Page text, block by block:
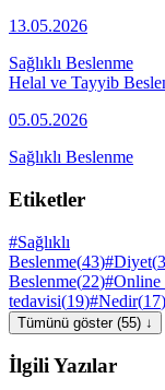
13.05.2026
Sağlıklı Beslenme
Helal ve Tayyib
05.05.2026
Sağlıklı Beslenme
Etiketler
#Sağlıklı
Beslenme(43)#Diyet(
Beslenme(22)#Online
tedavisi(19)#Nedir(17)
Tümünü göster (55) ↓
İlgili Yazılar